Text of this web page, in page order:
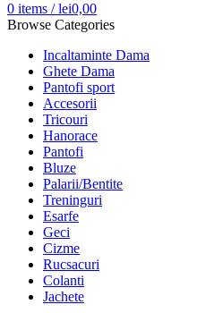
0 items / lei0,00
Browse Categories
Incaltaminte Dama
Ghete Dama
Pantofi sport
Accesorii
Tricouri
Hanorace
Pantofi
Bluze
Palarii/Bentite
Treninguri
Esarfe
Geci
Cizme
Rucsacuri
Colanti
Jachete